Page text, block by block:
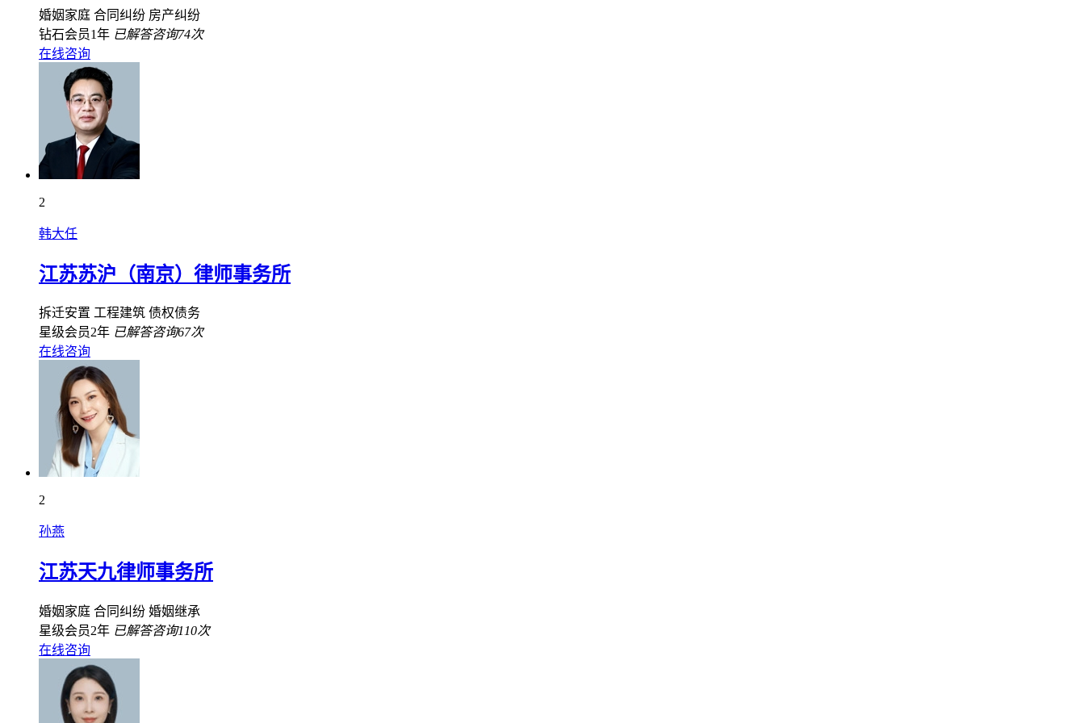
婚姻家庭 合同纠纷 房产纠纷
钻石会员1年 已解答咨询74次
在线咨询
2
韩大任
江苏苏沪（南京）律师事务所
拆迁安置 工程建筑 债权债务
星级会员2年 已解答咨询67次
在线咨询
2
孙燕
江苏天九律师事务所
婚姻家庭 合同纠纷 婚姻继承
星级会员2年 已解答咨询110次
在线咨询